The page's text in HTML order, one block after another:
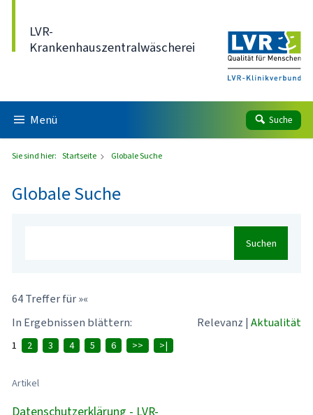
LVR-
Krankenhauszentralwäscherei
Menü Suche
Sie sind hier: Startseite Globale Suche
Globale Suche
Suchen
64 Treffer für »«
In Ergebnissen blättern:
Relevanz | Aktualität
1 2 3 4 5 6 >> >|
Artikel
Datenschutzerklärung - LVR-